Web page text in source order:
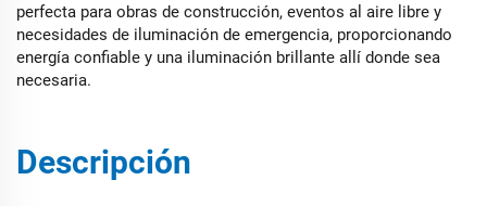
perfecta para obras de construcción, eventos al aire libre y
necesidades de iluminación de emergencia, proporcionando
energía confiable y una iluminación brillante allí donde sea
necesaria.
Descripción